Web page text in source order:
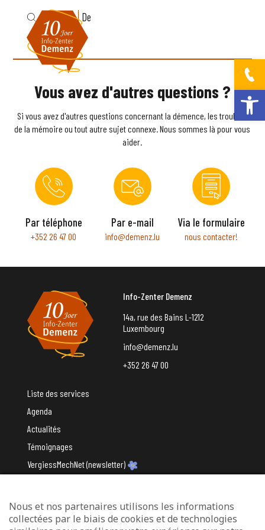
Ouvrir la
Fr De
Vous avez d'autres questions ?
Si vous avez d'autres questions concernant la démence, les troubles
de la mémoire ou tout autre sujet connexe. Nous sommes là pour vous
aider.
Par téléphone
+352 26 47 00
Par e-mail
info@demenz.lu
Via le formulaire
nous contacter!
Info-Zenter Demenz
14a, rue des Bains L-1212
Luxembourg
info@demenz.lu
+352 26 47 00
Liste des services
Agenda
Actualités
Témoignages
VergiessMechNet (newsletter)
Avec le soutien du
Nous et nos partenaires utilisons les informations
collectées par le biais de cookies et de technologies